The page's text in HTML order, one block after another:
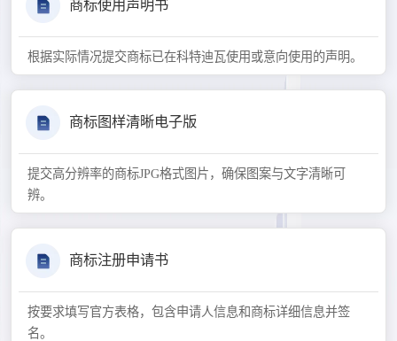
商标使用声明书
根据实际情况提交商标已在科特迪瓦使用或意向使用的声明。
商标图样清晰电子版
提交高分辨率的商标JPG格式图片，确保图案与文字清晰可
辨。
商标注册申请书
按要求填写官方表格，包含申请人信息和商标详细信息并签
名。